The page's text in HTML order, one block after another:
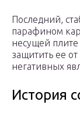
Последний,
парафином
несущей
защитить ее
негативных
История